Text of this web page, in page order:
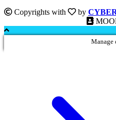
Copyrights with by
Manage